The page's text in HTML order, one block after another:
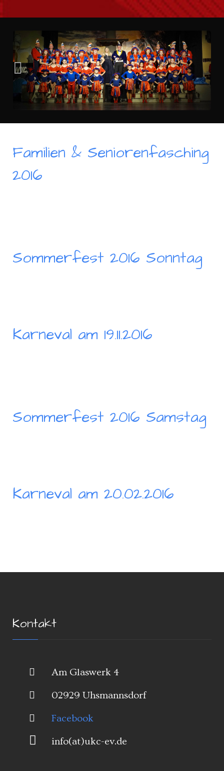
Familien & Seniorenfasching
2016
Sommerfest 2016 Sonntag
Karneval am 19.11.2016
Sommerfest 2016 Samstag
Karneval am 20.02.2016
Kontakt
Am Glaswerk 4
02929 Uhsmannsdorf
Facebook
info(at)ukc-ev.de